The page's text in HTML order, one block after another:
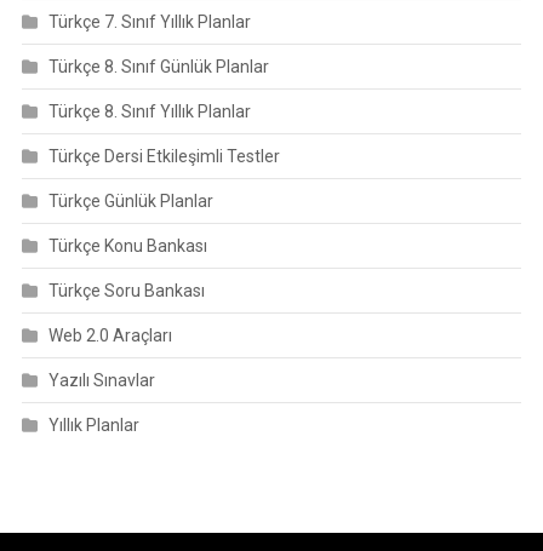
Türkçe 7. Sınıf Yıllık Planlar
Türkçe 8. Sınıf Günlük Planlar
Türkçe 8. Sınıf Yıllık Planlar
Türkçe Dersi Etkileşimli Testler
Türkçe Günlük Planlar
Türkçe Konu Bankası
Türkçe Soru Bankası
Web 2.0 Araçları
Yazılı Sınavlar
Yıllık Planlar